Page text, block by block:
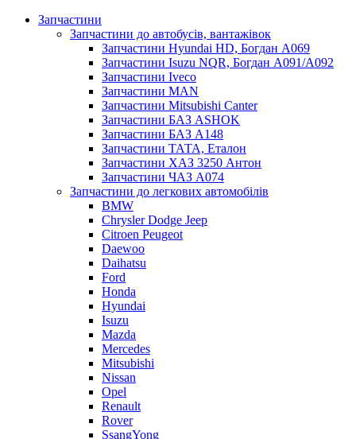
Запчастини
Запчастини до автобусів, вантажівок
Запчастини Hyundai HD, Богдан А069
Запчастини Isuzu NQR, Богдан А091/А092
Запчастини Iveco
Запчастини MAN
Запчастини Mitsubishi Canter
Запчастини БАЗ ASHOK
Запчастини БАЗ А148
Запчастини ТАТА, Еталон
Запчастини ХАЗ 3250 Антон
Запчастини ЧАЗ А074
Запчастини до легкових автомобілів
BMW
Chrysler Dodge Jeep
Citroen Peugeot
Daewoo
Daihatsu
Ford
Honda
Hyundai
Isuzu
Mazda
Mercedes
Mitsubishi
Nissan
Opel
Renault
Rover
SsangYong